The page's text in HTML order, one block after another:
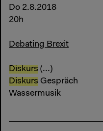
Do 2.8.2018
20h
Debating Brexit
Diskurs (...)
Diskurs Gespräch
Wassermusik